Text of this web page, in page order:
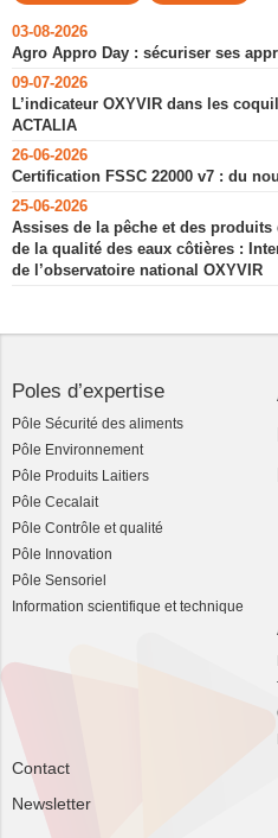
03-08-2026
Agro Appro Day : sécuriser ses
09-07-2026
L’indicateur OXYVIR dans les
ACTALIA
26-06-2026
Certification FSSC 22000 v7 : du
25-06-2026
Assises de la pêche et des
de la qualité des eaux côtières :
de l’observatoire national OXYVIR
Poles d’expertise
Pôle Sécurité des aliments
Pôle Environnement
Pôle Produits Laitiers
Pôle Cecalait
Pôle Contrôle et qualité
Pôle Innovation
Pôle Sensoriel
Information scientifique et technique
Contact
Newsletter